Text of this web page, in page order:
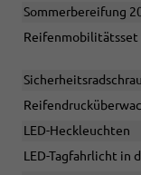
Sommerbereifung
Reifenmobilitätsset
LED-Heckleuchten
LED-Tagfahrlicht in